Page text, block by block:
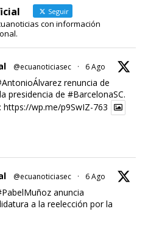
Seguir
con información
@ecuanoticiasec · 6 Ago
renuncia de
presidencia de #BarcelonaSC.
https://wp.me/p9SwIZ-763
@ecuanoticiasec · 6 Ago
anuncia
a la reelección por la